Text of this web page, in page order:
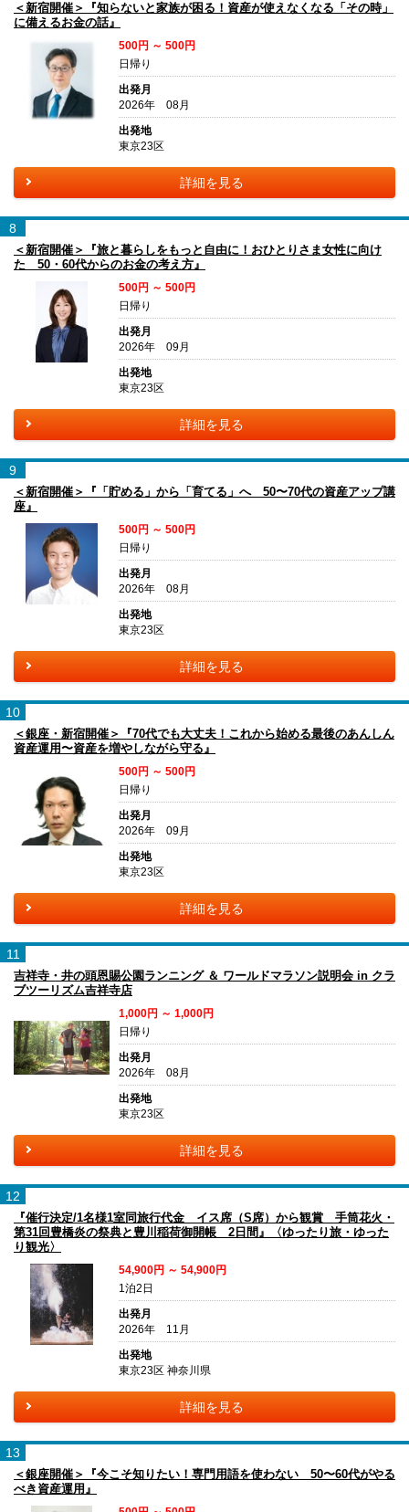
＜新宿開催＞『知らないと家族が困る！資産が使えなくなる「その時」
に備えるお金の話』
500円 ～ 500円
日帰り
出発月
2026年 08月
出発地
東京23区
詳細を見る
8
＜新宿開催＞『旅と暮らしをもっと自由に！おひとりさま女性に向け
た 50・60代からのお金の考え方』
500円 ～ 500円
日帰り
出発月
2026年 09月
出発地
東京23区
詳細を見る
9
＜新宿開催＞『「貯める」から「育てる」へ 50〜70代の資産アップ講
座』
500円 ～ 500円
日帰り
出発月
2026年 08月
出発地
東京23区
詳細を見る
10
＜銀座・新宿開催＞『70代でも大丈夫！これから始める最後のあんしん
資産運用〜資産を増やしながら守る』
500円 ～ 500円
日帰り
出発月
2026年 09月
出発地
東京23区
詳細を見る
11
吉祥寺・井の頭恩賜公園ランニング ＆ ワールドマラソン説明会 in クラ
ブツーリズム吉祥寺店
1,000円 ～ 1,000円
日帰り
出発月
2026年 08月
出発地
東京23区
詳細を見る
12
『催行決定/1名様1室同旅行代金 イス席（S席）から観賞 手筒花火・
第31回豊橋炎の祭典と豊川稲荷御開帳 2日間』〈ゆったり旅・ゆった
り観光〉
54,900円 ～ 54,900円
1泊2日
出発月
2026年 11月
出発地
東京23区 神奈川県
詳細を見る
13
＜銀座開催＞『今こそ知りたい！専門用語を使わない 50〜60代がやる
べき資産運用』